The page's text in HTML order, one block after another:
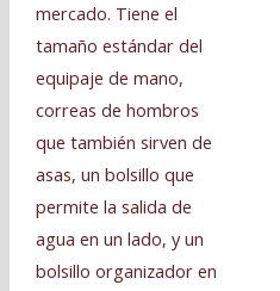
mercado. Tiene el
tamaño estándar del
equipaje de mano,
correas de hombros
que también sirven de
asas, un bolsillo que
permite la salida de
agua en un lado, y un
bolsillo organizador en